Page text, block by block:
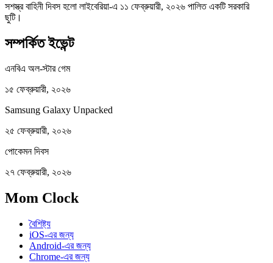
সশস্ত্র বাহিনী দিবস হলো লাইবেরিয়া-এ ১১ ফেব্রুয়ারী, ২০২৬ পালিত একটি সরকারি
ছুটি।
সম্পর্কিত ইভেন্ট
এনবিএ অল-স্টার গেম
১৫ ফেব্রুয়ারী, ২০২৬
Samsung Galaxy Unpacked
২৫ ফেব্রুয়ারী, ২০২৬
পোকেমন দিবস
২৭ ফেব্রুয়ারী, ২০২৬
Mom Clock
বৈশিষ্ট্য
iOS-এর জন্য
Android-এর জন্য
Chrome-এর জন্য